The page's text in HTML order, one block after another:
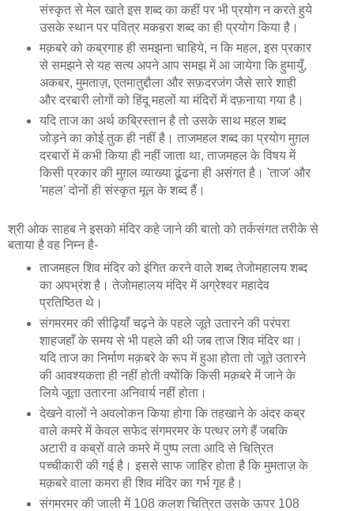
संस्कृत से मेल खाते इस शब्द का कहीं पर भी प्रयोग न करते हुये
उसके स्थान पर पवित्र मकब़रा शब्द का ही प्रयोग किया है।
मक़बरे को कब्रगाह ही समझना चाहिये, न कि महल, इस प्रकार
से समझने से यह सत्य अपने आप समझ में आ जायेगा कि हुमायुँ,
अकबर, मुमताज़, एतमातुद्दौला और सफ़दरजंग जैसे सारे शाही
और दरबारी लोगों को हिंदू महलों या मंदिरों में दफ़नाया गया है।
यदि ताज का अर्थ कब्रिस्तान है तो उसके साथ महल शब्द
जोड़ने का कोई तुक ही नहीं है। ताजमहल शब्द का प्रयोग मुग़ल
दरबारों में कभी किया ही नहीं जाता था, ताजमहल के विषय में
किसी प्रकार की मुग़ल व्याख्या ढूंढना ही असंगत है। 'ताज' और
'महल' दोनों ही संस्कृत मूल के शब्द हैं।
श्री ओक साहब ने इसको मंदिर कहे जाने की बातो को तर्कसंगत तरीके से
बताया है वह निम्न है-
ताजमहल शिव मंदिर को इंगित करने वाले शब्द तेजोमहालय शब्द
का अपभ्रंश है। तेजोमहालय मंदिर में अग्रेश्वर महादेव
प्रतिष्ठित थे।
संगमरमर की सीढ़ियाँ चढ़ने के पहले जूते उतारने की परंपरा
शाहजहाँ के समय से भी पहले की थी जब ताज शिव मंदिर था।
यदि ताज का निर्माण मक़बरे के रूप में हुआ होता तो जूते उतारने
की आवश्यकता ही नहीं होती क्योंकि किसी मक़बरे में जाने के
लिये जूता उतारना अनिवार्य नहीं होता।
देखने वालों ने अवलोकन किया होगा कि तहखाने के अंदर कब्र
वाले कमरे में केवल सफेद संगमरमर के पत्थर लगे हैं जबकि
अटारी व कब्रों वाले कमरे में पुष्प लता आदि से चित्रित
पच्चीकारी की गई है। इससे साफ जाहिर होता है कि मुमताज़ के
मक़बरे वाला कमरा ही शिव मंदिर का गर्भ गृह है।
संगमरमर की जाली में 108 कलश चित्रित उसके ऊपर 108